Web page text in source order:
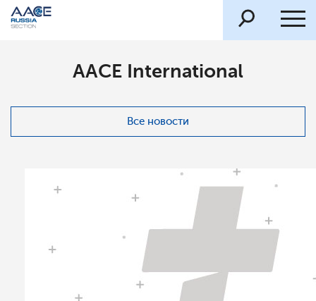
AACE International
Все новости